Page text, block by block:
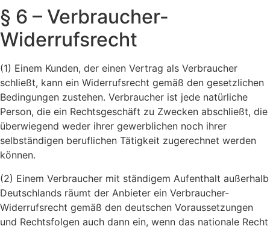
§ 6 – Verbraucher-
Widerrufsrecht
(1) Einem Kunden, der einen Vertrag als Verbraucher
schließt, kann ein Widerrufsrecht gemäß den gesetzlichen
Bedingungen zustehen. Verbraucher ist jede natürliche
Person, die ein Rechtsgeschäft zu Zwecken abschließt, die
überwiegend weder ihrer gewerblichen noch ihrer
selbständigen beruflichen Tätigkeit zugerechnet werden
können.
(2) Einem Verbraucher mit ständigem Aufenthalt außerhalb
Deutschlands räumt der Anbieter ein Verbraucher-
Widerrufsrecht gemäß den deutschen Voraussetzungen
und Rechtsfolgen auch dann ein, wenn das nationale Recht